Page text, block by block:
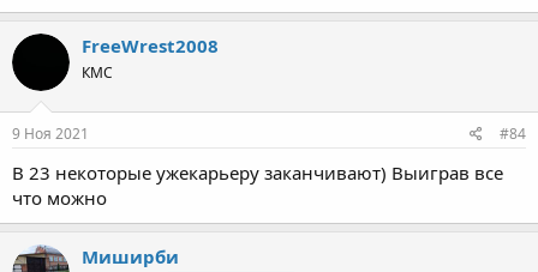
FreeWrest2008
КМС
9 Ноя 2021 #84
В 23 некоторые ужекарьеру заканчивают) Выиграв все
что можно
Миширби